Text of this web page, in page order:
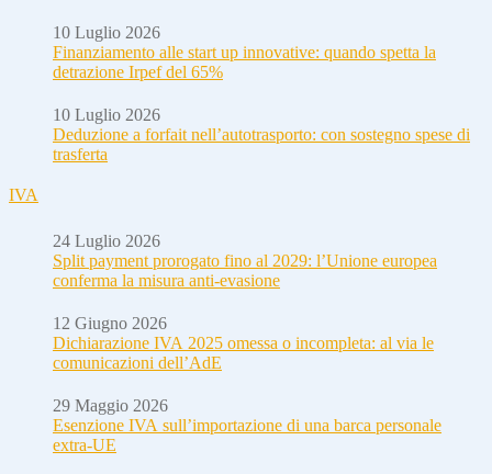
10 Luglio 2026
Finanziamento alle start up innovative: quando spetta la
detrazione Irpef del 65%
10 Luglio 2026
Deduzione a forfait nell’autotrasporto: con sostegno spese di
trasferta
IVA
24 Luglio 2026
Split payment prorogato fino al 2029: l’Unione europea
conferma la misura anti-evasione
12 Giugno 2026
Dichiarazione IVA 2025 omessa o incompleta: al via le
comunicazioni dell’AdE
29 Maggio 2026
Esenzione IVA sull’importazione di una barca personale
extra-UE